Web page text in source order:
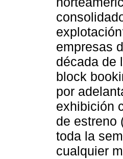
empresas
década de
block
por
exhibición
de estreno
toda la
cualquier